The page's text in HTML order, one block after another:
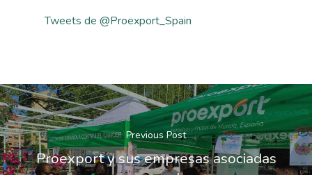
Tweets de @Proexport_Spain
Previous Post
Proexport y sus empresas asociadas